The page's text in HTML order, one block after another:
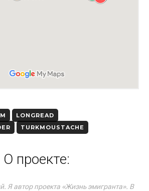
LONGREAD
TURKMOUSTACHE
О проекте:
Я автор проекта «Жизнь эмигранта». В